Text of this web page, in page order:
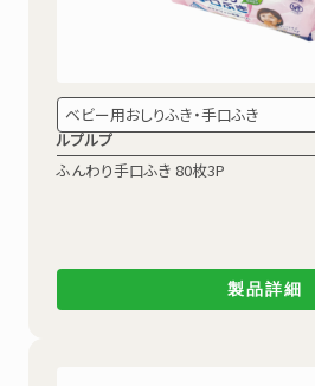
ベビー用おしりふき・手口ふき
ルプルプ
ふんわり手口ふき 80枚3P
製品詳細